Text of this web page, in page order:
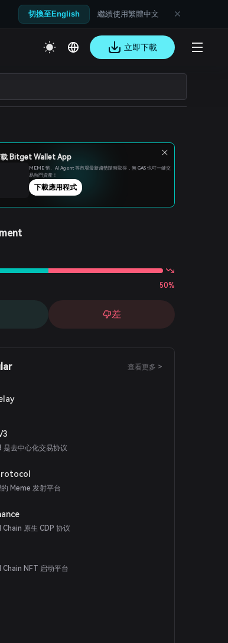
切換至English 繼續使用繁體中文
立即下載
载 Bitget Wallet App
MEME 幣、Al Agent 等市場最新趨勢隨時取得，無 GAS 也可一鍵交
易熱門資產！
下載應用程式
50%
差
查看更多 >
去中心化交易协议
Meme 发射平台
原生 CDP 协议
NFT 启动平台